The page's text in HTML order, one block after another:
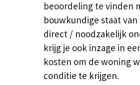
beoordeling te vinden
bouwkundige staat
direct / noodzakelijk
krijg je ook inzage in
kosten om de woning
conditie te krijgen.